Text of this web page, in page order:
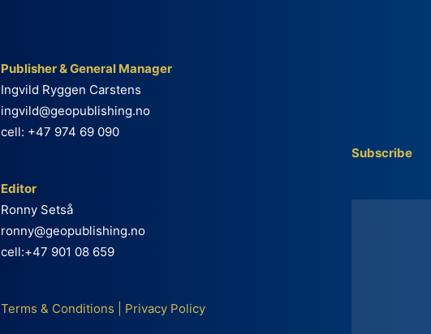
Publisher & General Manager
Ingvild Ryggen Carstens
ingvild@geopublishing.no
cell: +47 974 69 090
Editor
Ronny Setså
ronny@geopublishing.no
cell:+47 901 08 659
Terms & Conditions Privacy Policy
Subscribe